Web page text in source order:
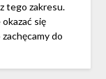
tego zakresu.
się
do